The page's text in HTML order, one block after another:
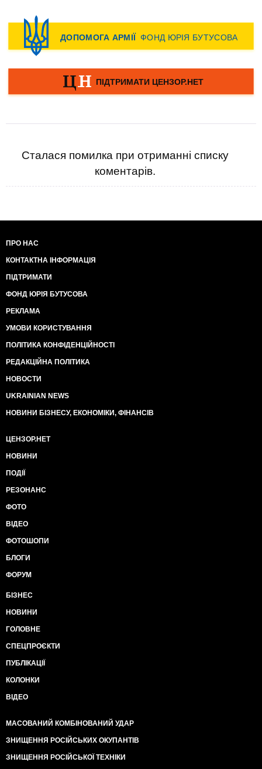
Сталася помилка при отриманні списку
коментарів.
ПРО НАС
КОНТАКТНА ІНФОРМАЦІЯ
ПІДТРИМАТИ
ФОНД ЮРІЯ БУТУСОВА
РЕКЛАМА
УМОВИ КОРИСТУВАННЯ
ПОЛІТИКА КОНФІДЕНЦІЙНОСТІ
РЕДАКЦІЙНА ПОЛІТИКА
НОВОСТИ
UKRAINIAN NEWS
НОВИНИ БІЗНЕСУ, ЕКОНОМІКИ, ФІНАНСІВ
ЦЕНЗОР.НЕТ
НОВИНИ
ПОДІЇ
РЕЗОНАНС
ФОТО
ВІДЕО
ФОТОШОПИ
БЛОГИ
ФОРУМ
БІЗНЕС
НОВИНИ
ГОЛОВНЕ
СПЕЦПРОЄКТИ
ПУБЛІКАЦІЇ
КОЛОНКИ
ВІДЕО
МАСОВАНИЙ КОМБІНОВАНИЙ УДАР
ЗНИЩЕННЯ РОСІЙСЬКИХ ОКУПАНТІВ
ЗНИЩЕННЯ РОСІЙСЬКОЇ ТЕХНІКИ